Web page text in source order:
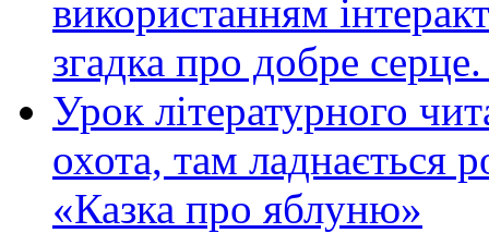
використанням
згадка про добре
Урок літературного
охота, там ладнається
«Казка про яблуню»